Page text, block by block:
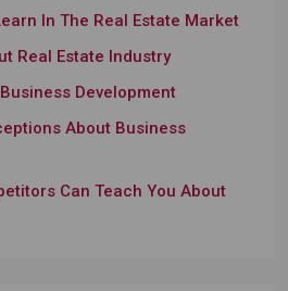
In The Real Estate Market
Real Estate Industry
Development
About Business
Can Teach You About